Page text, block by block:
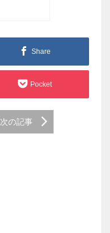
Share
Pocket
次の記事